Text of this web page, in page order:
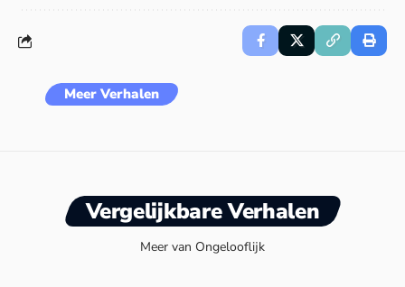
Meer Verhalen
Vergelijkbare Verhalen
Meer van Ongelooflijk